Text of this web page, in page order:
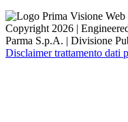
Copyright 2026 |
Parma S.p.A. | Divisione
Disclaimer trattamento dati